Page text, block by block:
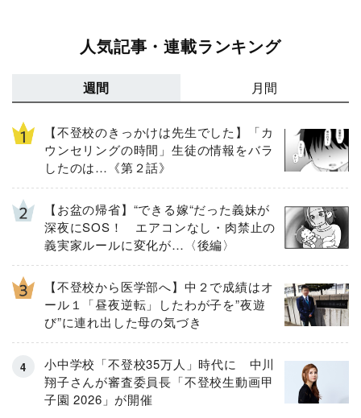
人気記事・連載ランキング
週間 月間
【不登校のきっかけは先生でした】「カ
ウンセリングの時間」生徒の情報をバラ
したのは…《第２話》
【お盆の帰省】“できる嫁“だった義妹が
深夜にSOS！ エアコンなし・肉禁止の
義実家ルールに変化が…〈後編〉
【不登校から医学部へ】中２で成績はオ
ール１「昼夜逆転」したわが子を”夜遊
び”に連れ出した母の気づき
小中学校「不登校35万人」時代に 中川
翔子さんが審査委員長「不登校生動画甲
子園 2026」が開催